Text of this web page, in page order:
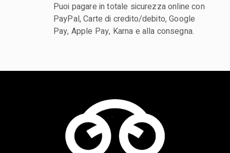
Puoi pagare in totale sicurezza online con
PayPal, Carte di credito/debito, Google
Pay, Apple Pay, Karna e alla consegna.